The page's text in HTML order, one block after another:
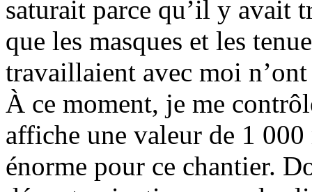
saturait parce qu’il y avait
que les masques et les
travaillaient avec moi
À ce moment, je me
affiche une valeur de 1
énorme pour ce chantier.